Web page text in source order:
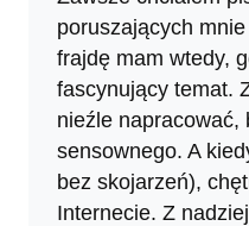
poruszających
frajdę mam wtedy,
fascynujący temat.
nieźle napracować,
sensownego. A
bez skojarzeń),
Internecie. Z